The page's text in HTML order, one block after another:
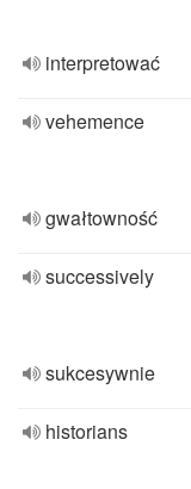
interpretować
vehemence
gwałtowność
successively
sukcesywnie
historians